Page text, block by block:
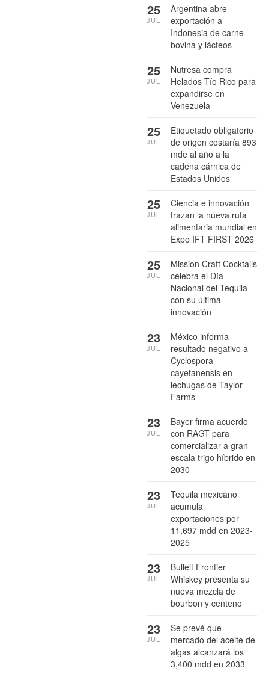
Argentina abre
exportación a
Indonesia de carne
bovina y lácteos
25
JUL
Nutresa compra
Helados Tío Rico para
expandirse en
Venezuela
25
JUL
Etiquetado obligatorio
de origen costaría 893
mde al año a la
cadena cárnica de
Estados Unidos
25
JUL
Ciencia e innovación
trazan la nueva ruta
alimentaria mundial en
Expo IFT FIRST 2026
25
JUL
Mission Craft Cocktails
celebra el Día
Nacional del Tequila
con su última
innovación
25
JUL
México informa
resultado negativo a
Cyclospora
cayetanensis en
lechugas de Taylor
Farms
23
JUL
Bayer firma acuerdo
con RAGT para
comercializar a gran
escala trigo híbrido en
2030
23
JUL
Tequila mexicano
acumula
exportaciones por
11,697 mdd en 2023-
2025
23
JUL
Bulleit Frontier
Whiskey presenta su
nueva mezcla de
bourbon y centeno
23
JUL
Se prevé que
mercado del aceite de
algas alcanzará los
3,400 mdd en 2033
23
JUL